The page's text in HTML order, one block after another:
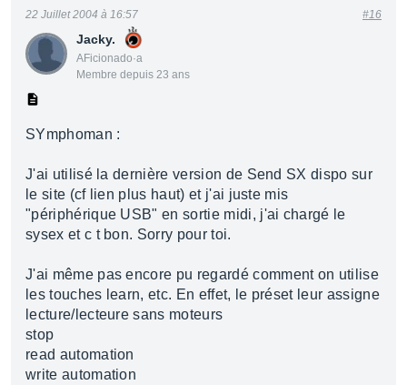
Jacky.
AFicionado·a
Membre depuis 23 ans
22 Juillet 2004 à 16:57 #16
SYmphoman :
J'ai utilisé la dernière version de Send SX dispo sur
le site (cf lien plus haut) et j'ai juste mis
"périphérique USB" en sortie midi, j'ai chargé le
sysex et c t bon. Sorry pour toi.
J'ai même pas encore pu regardé comment on utilise
les touches learn, etc. En effet, le préset leur assigne
lecture/lecteure sans moteurs
stop
read automation
write automation